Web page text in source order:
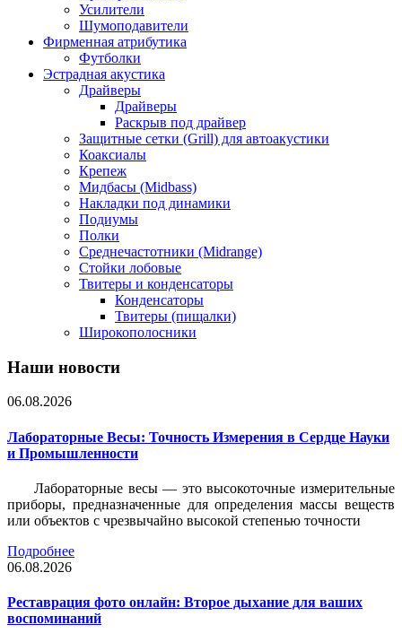
Усилители
Шумоподавители
Фирменная атрибутика
Футболки
Эстрадная акустика
Драйверы
Драйверы
Раскрыв под драйвер
Защитные сетки (Grill) для автоакустики
Коаксиалы
Крепеж
Мидбасы (Midbass)
Накладки под динамики
Подиумы
Полки
Среднечастотники (Midrange)
Стойки лобовые
Твитеры и конденсаторы
Конденсаторы
Твитеры (пищалки)
Широкополосники
Наши новости
06.08.2026
Лабораторные Весы: Точность Измерения в Сердце Науки
и Промышленности
Лабораторные весы — это высокоточные измерительные
приборы, предназначенные для определения массы веществ
или объектов с чрезвычайно высокой степенью точности
Подробнее
06.08.2026
Реставрация фото онлайн: Второе дыхание для ваших
воспоминаний